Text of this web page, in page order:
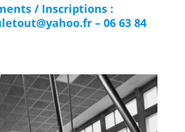
/ Inscriptions :
– 06 63 84